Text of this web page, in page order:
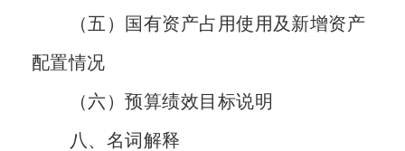
（五）国有资产占用使用及新增资产
配置情况
（六）预算绩效目标说明
八、名词解释